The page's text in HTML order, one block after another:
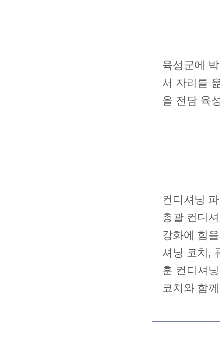
육성군에
서 자리를
을 전담 육
컨디셔닝
총괄 컨디
강화에 힘
셔닝 코치,
훈 컨디셔
코치와 함